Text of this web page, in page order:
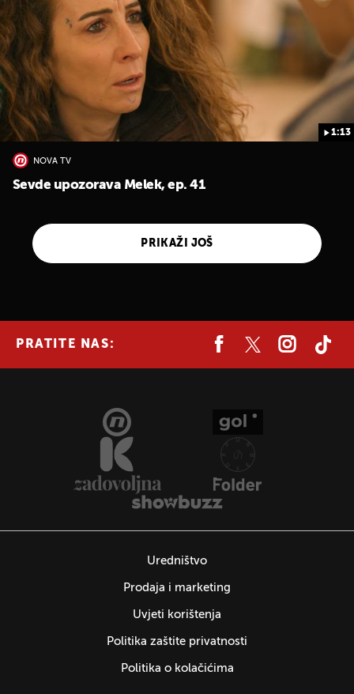
1:13
NOVA TV
Sevde upozorava Melek, ep. 41
PRIKAŽI JOŠ
PRATITE NAS:
Uredništvo
Prodaja i marketing
Uvjeti korištenja
Politika zaštite privatnosti
Politika o kolačićima